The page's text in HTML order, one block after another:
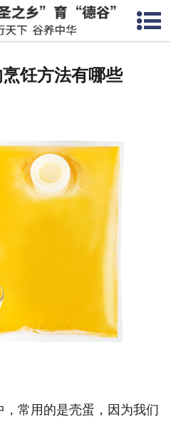
网站首页
产品中心
新闻中心
联系我们
饪方法有哪些
常用的是壳蛋，因为我们